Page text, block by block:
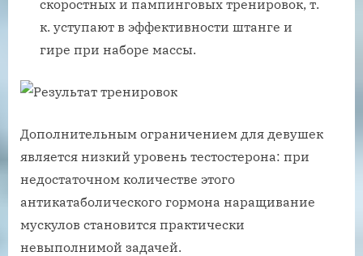
скоростных и пампинговых тренировок, т.
к. уступают в эффективности штанге и
гире при наборе массы.
Дополнительным ограничением для девушек
является низкий уровень тестостерона: при
недостаточном количестве этого
антикатаболического гормона наращивание
мускулов становится практически
невыполнимой задачей.